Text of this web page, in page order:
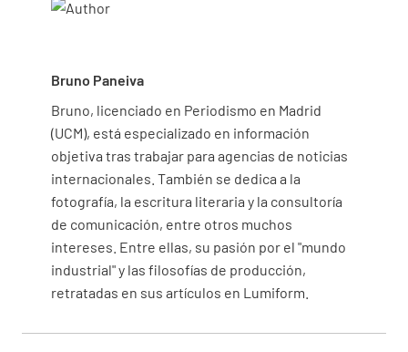
Bruno Paneiva
Bruno, licenciado en Periodismo en Madrid
(UCM), está especializado en información
objetiva tras trabajar para agencias de noticias
internacionales. También se dedica a la
fotografía, la escritura literaria y la consultoría
de comunicación, entre otros muchos
intereses. Entre ellas, su pasión por el "mundo
industrial" y las filosofías de producción,
retratadas en sus artículos en Lumiform.